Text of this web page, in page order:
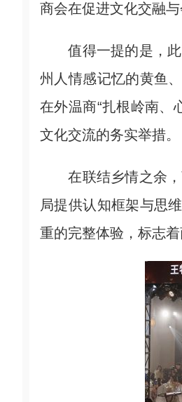
商会在促进文化交融
值得一提的是，此
州人情感记忆的黄鱼
在外温商“扎根岭南、
文化交流的务实举措。
在联结乡情之余，
局提供认知框架与思
重的完整体验，标志着